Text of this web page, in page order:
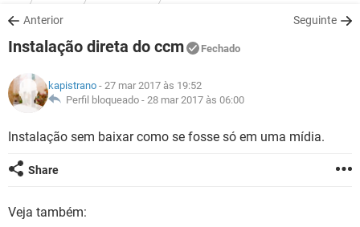
OUTLOOK
INSTAGRAM GMAIL
GUIA DE COMPRAS
JOGOS
INSTAGRAM GMAIL
DOWNLOADS
JOGOS WHATSAPP
CELULAR
OUTLOOK EXCEL
INSTAGRAM GMAIL
JOGOS WHATSAPP
OUTLOOK EXCEL
INSTAGRAM
GLOSSÁRIO
JOGOS WHATSAPP
INSTAGRAM
Anterior Seguinte
Instalação direta do ccm Fechado
kapistrano - 27 mar 2017 às 19:52
Perfil bloqueado - 28 mar 2017 às 06:00
Instalação sem baixar como se fosse só em uma mídia.
Share
Veja também: